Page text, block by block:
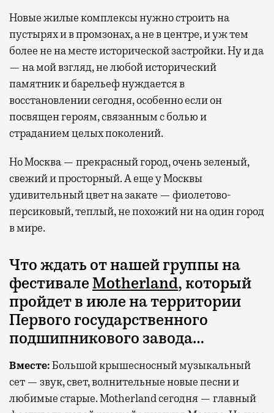
Новые жилые комплексы нужно строить на
пустырях и в промзонах, а не в центре, и уж тем
более не на месте исторической застройки. Ну и да
— на мой взгляд, не любой исторический
памятник и барельеф нуждается в
восстановлении сегодня, особенно если он
посвящен героям, связанным с болью и
страданием целых поколений.
Но Москва — прекрасный город, очень зеленый,
свежий и просторный. А еще у Москвы
удивительный цвет на закате — фиолетово-
персиковый, теплый, не похожий ни на один город
в мире.
Что ждать от нашей группы на
фестивалеMotherland, который
пройдет в июле на территории
Первого государственного
подшипникового завода…
Вместе:Большой крышесносный музыкальный
сет — звук, свет, волнительные новые песни и
любимые старые. Motherland сегодня — главный